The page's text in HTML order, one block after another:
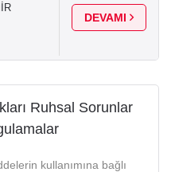
DEVAMI
Ruhsal Sorunlar
kullanımına bağlı